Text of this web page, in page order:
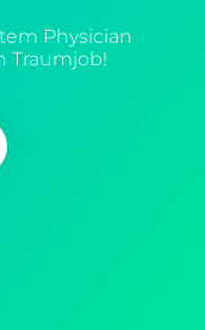
Physician
Traumjob!